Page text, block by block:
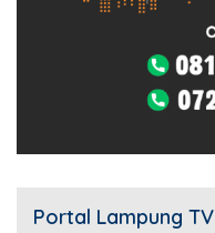
Portal Lampung TV